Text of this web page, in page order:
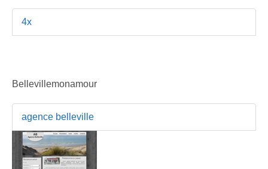
4x
Bellevillemonamour
agence belleville